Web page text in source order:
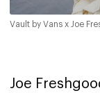
Vault by Vans x Joe
Joe